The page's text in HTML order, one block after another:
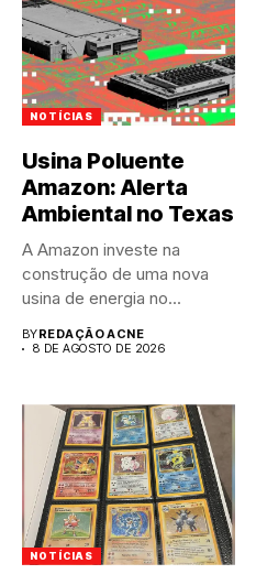
NOTÍCIAS
Usina Poluente
Amazon: Alerta
Ambiental no Texas
A Amazon investe na
construção de uma nova
usina de energia no...
BYREDAÇÃO ACNE
8 DE AGOSTO DE 2026
NOTÍCIAS